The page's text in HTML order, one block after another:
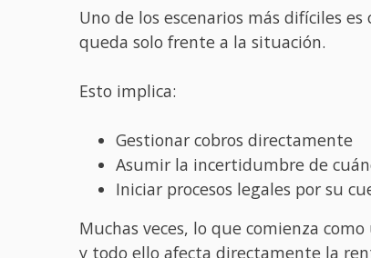
Uno de los escenarios más difíciles
queda solo frente a la situación.
Esto implica:
Gestionar cobros directamente
Asumir la incertidumbre de
Iniciar procesos legales por su
Muchas veces, lo que comienza
y todo ello afecta directamente la